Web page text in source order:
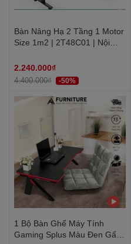
Bàn Nâng Hạ 2 Tầng 1 Motor
Size 1m2 | 2T48C01 | Nội
2.240.000₫
4.400.000₫ -50%
1 Bộ Bàn Ghế Máy Tính
Gaming Splus Màu Đen Gấp